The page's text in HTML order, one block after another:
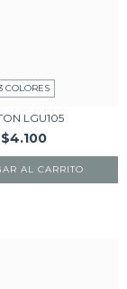
COLORES
LGU105
$4.100
AL CARRITO